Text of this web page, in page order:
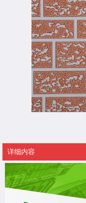
详细内容